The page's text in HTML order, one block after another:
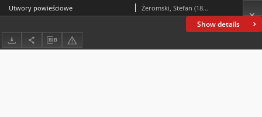
Show details
Utwory powieściowe Żeromski, Stefan (1864-1925)